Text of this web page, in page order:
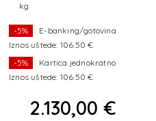
kg
-5%
E-banking/gotovina
Iznos uštede: 106.50 €
-5%
Kartica jednokratno
Iznos uštede: 106.50 €
2.130,00 €